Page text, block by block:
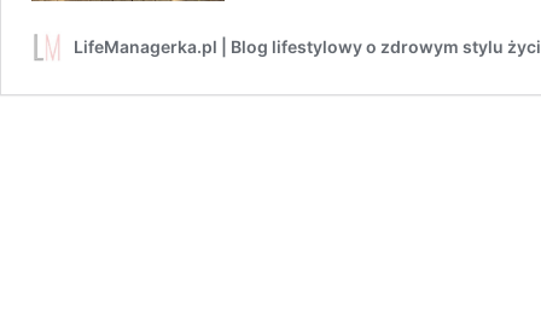
LifeManagerka.pl | Blog lifestylowy o zdrowym stylu